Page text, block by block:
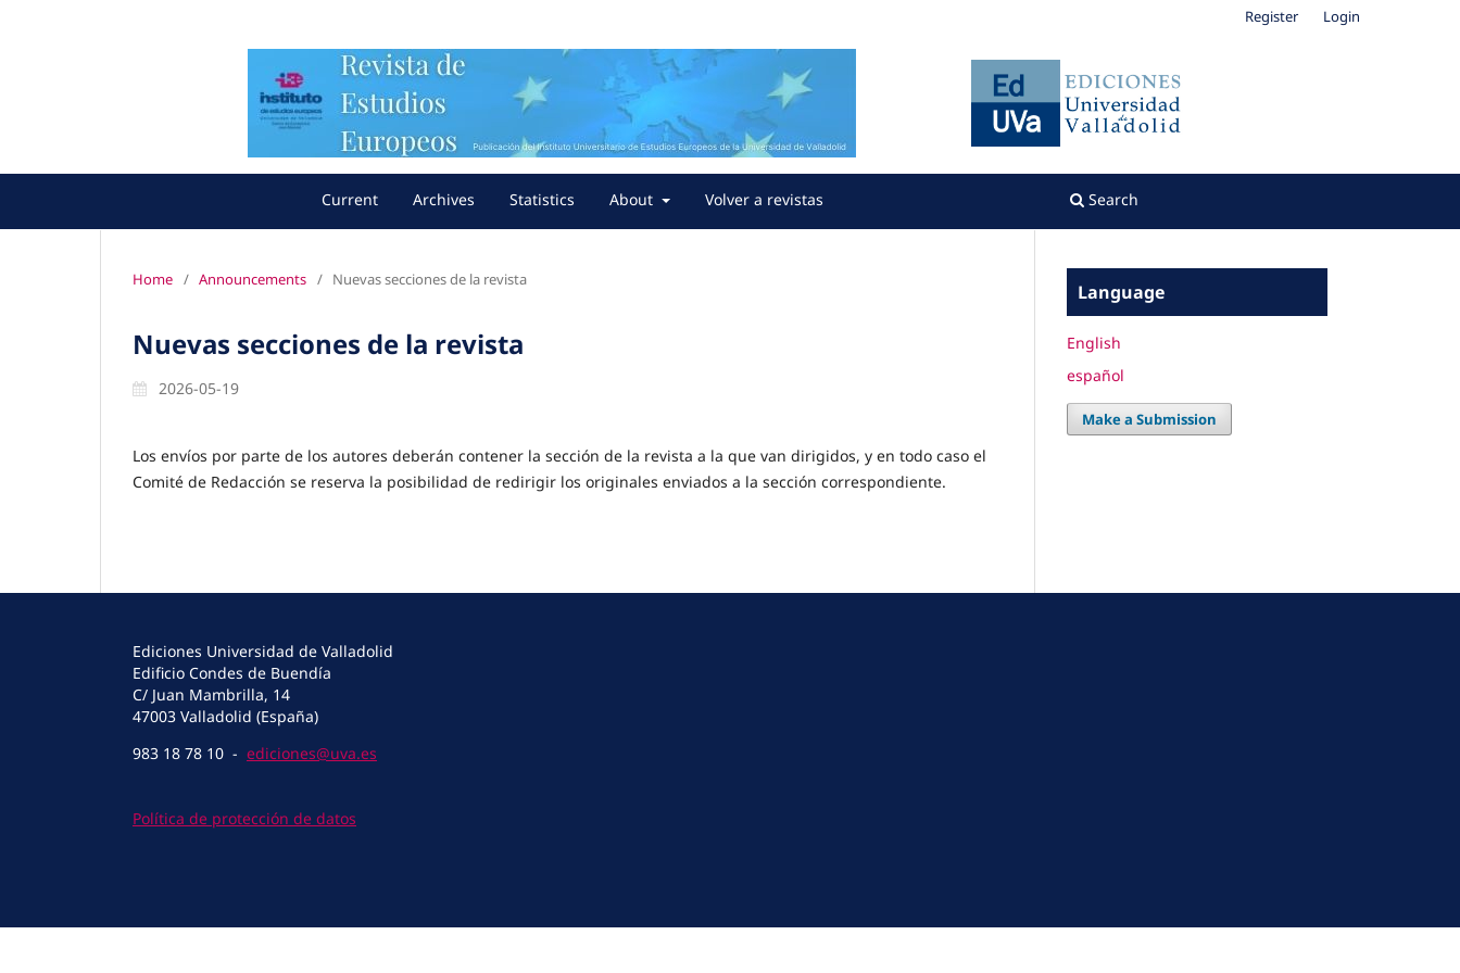
Current Archives Statistics About Volver a revistas Search
Register Login
Home / Announcements / Nuevas secciones de la revista
Nuevas secciones de la revista
2026-05-19
Los envíos por parte de los autores deberán contener la sección de la revista a la que van dirigidos, y en todo caso el
Comité de Redacción se reserva la posibilidad de redirigir los originales enviados a la sección correspondiente.
Language
English
español
Make a Submission
Ediciones Universidad de Valladolid
Edificio Condes de Buendía
C/ Juan Mambrilla, 14
47003 Valladolid (España)
983 18 78 10 - ediciones@uva.es
Política de protección de datos